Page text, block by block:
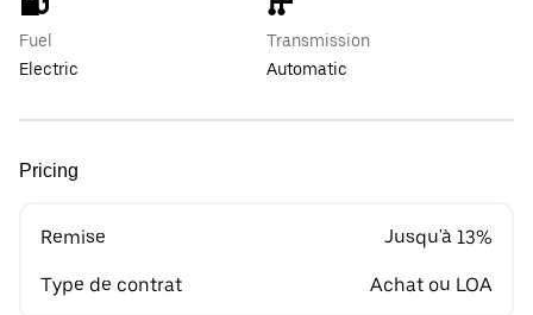
Fuel
Electric
Transmission
Automatic
Pricing
Remise Jusqu'à 13%
Type de contrat Achat ou LOA